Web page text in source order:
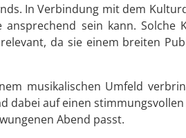
In Verbindung mit dem
sein kann. Solche
da sie einem breiten
musikalischen Umfeld
auf einen
Abend passt.